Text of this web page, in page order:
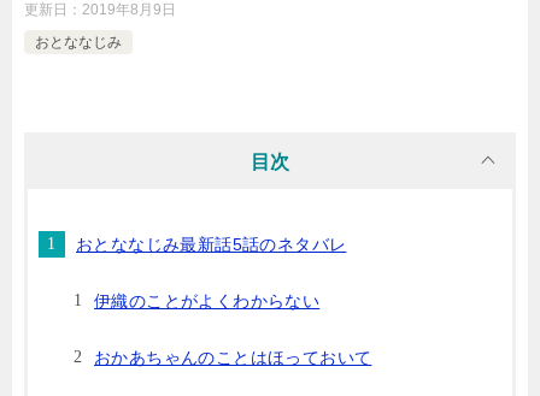
更新日： 2019年8月9日
おとななじみ
目次
おとななじみ最新話5話のネタバレ
伊織のことがよくわからない
おかあちゃんのことはほっておいて